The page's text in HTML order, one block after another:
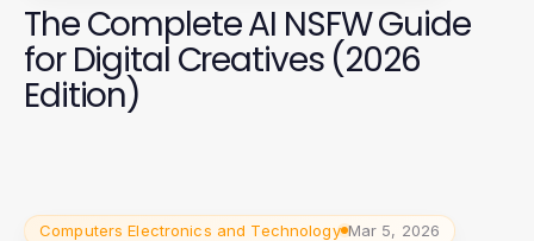
The Complete AI NSFW Guide
for Digital Creatives (2026
Edition)
Computers Electronics and Technology Mar 5, 2026